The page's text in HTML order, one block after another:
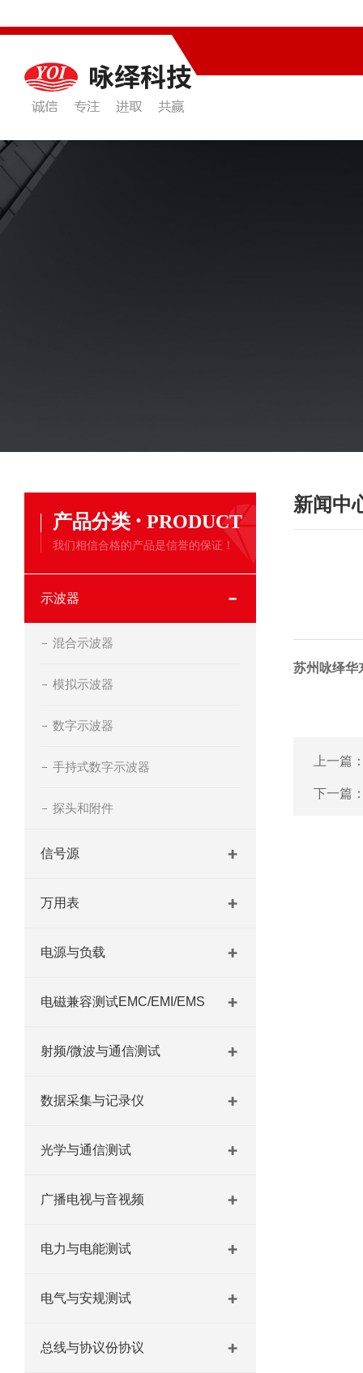
产品分类 · PRODUCT
我们相信合格的产品是信誉的保证！
示波器
混合示波器
模拟示波器
数字示波器
手持式数字示波器
探头和附件
信号源
万用表
电源与负载
电磁兼容测试EMC/EMI/EMS
射频/微波与通信测试
数据采集与记录仪
光学与通信测试
广播电视与音视频
电力与电能测试
电气与安规测试
总线与协议份协议
新闻中
苏州咏绎华
上一篇
下一篇